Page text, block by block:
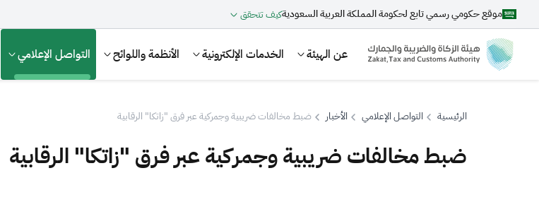
موقع حكومي رسمي تابع لحكومة المملكة العربية السعوديةكيف تتحقق
عن الهيئة الخدمات الإلكترونية الأنظمة واللوائح التواصل الإعلامي
بحث
الرئيسية التواصل الإعلامي الأخبار ضبط مخالفات ضريبية وجمركية عبر فرق "زاتكا" الرقابية
ضبط مخالفات ضريبية وجمركية عبر فرق "زاتكا" الرقابية